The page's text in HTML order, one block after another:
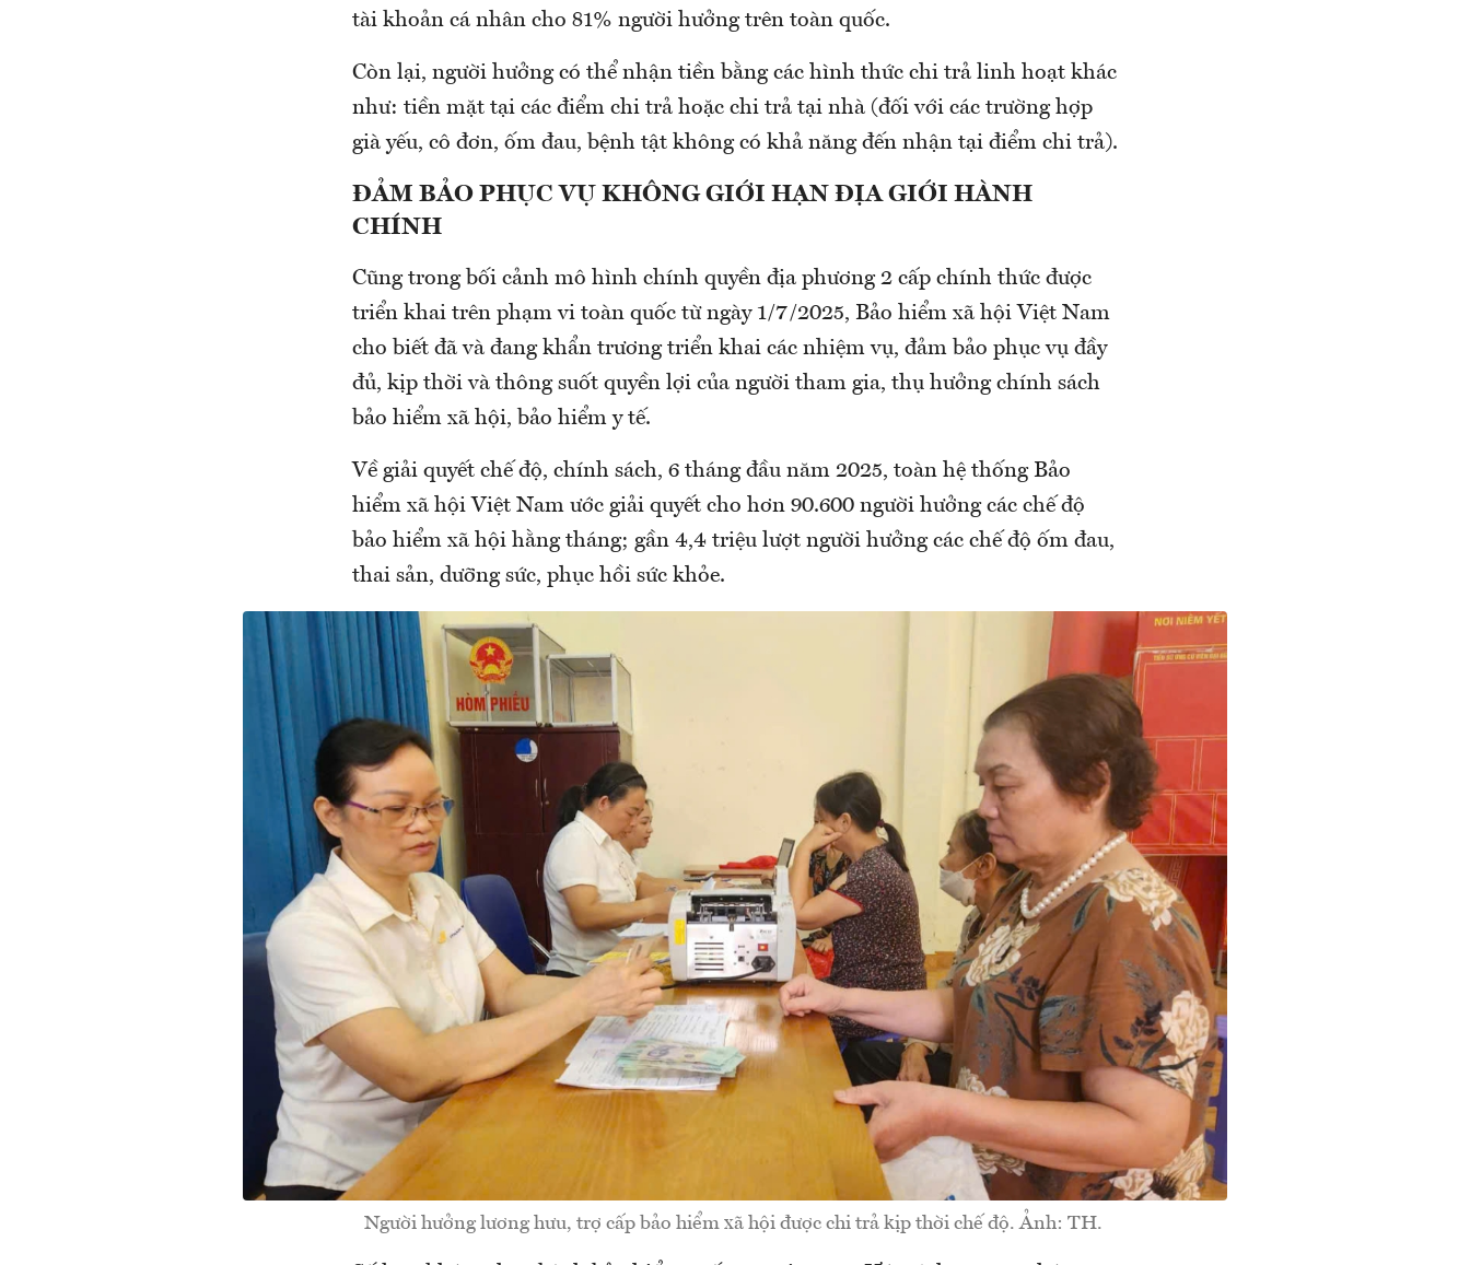
tài khoản cá nhân cho 81% người hưởng trên toàn quốc.
Còn lại, người hưởng có thể nhận tiền bằng các hình thức chi trả linh hoạt khác
như: tiền mặt tại các điểm chi trả hoặc chi trả tại nhà (đối với các trường hợp
già yếu, cô đơn, ốm đau, bệnh tật không có khả năng đến nhận tại điểm chi trả).
ĐẢM BẢO PHỤC VỤ KHÔNG GIỚI HẠN ĐỊA GIỚI HÀNH
CHÍNH
Cũng trong bối cảnh mô hình chính quyền địa phương 2 cấp chính thức được
triển khai trên phạm vi toàn quốc từ ngày 1/7/2025, Bảo hiểm xã hội Việt Nam
cho biết đã và đang khẩn trương triển khai các nhiệm vụ, đảm bảo phục vụ đầy
đủ, kịp thời và thông suốt quyền lợi của người tham gia, thụ hưởng chính sách
bảo hiểm xã hội, bảo hiểm y tế.
Về giải quyết chế độ, chính sách, 6 tháng đầu năm 2025, toàn hệ thống Bảo
hiểm xã hội Việt Nam ước giải quyết cho hơn 90.600 người hưởng các chế độ
bảo hiểm xã hội hằng tháng; gần 4,4 triệu lượt người hưởng các chế độ ốm đau,
thai sản, dưỡng sức, phục hồi sức khỏe.
Người hưởng lương hưu, trợ cấp bảo hiểm xã hội được chi trả kịp thời chế độ. Ảnh: TH.